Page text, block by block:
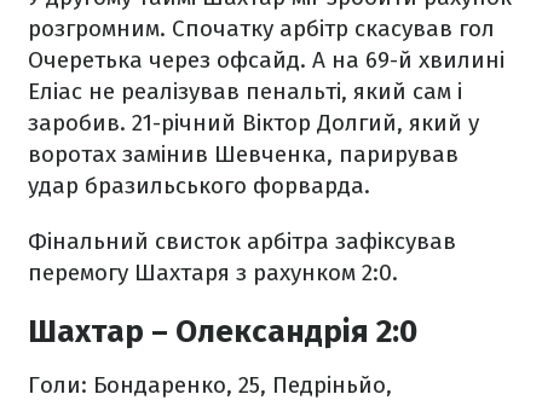
розгромним. Спочатку арбітр скасував гол
Очеретька через офсайд. А на 69-й хвилині
Еліас не реалізував пенальті, який сам і
заробив. 21-річний Віктор Долгий, який у
воротах замінив Шевченка, парирував
удар бразильського форварда.
Фінальний свисток арбітра зафіксував
перемогу Шахтаря з рахунком 2:0.
Шахтар – Олександрія 2:0
Голи: Бондаренко, 25, Педріньйо,